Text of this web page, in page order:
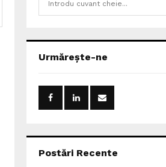
h
o
:
Urmărește-ne
Postări Recente